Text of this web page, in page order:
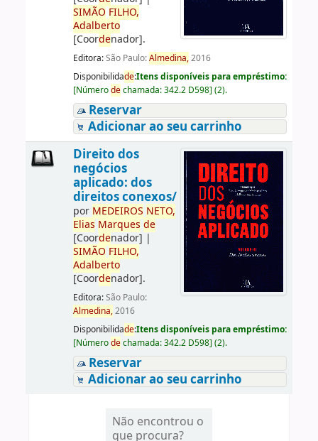
SIMÃO FILHO,
Adalberto
[Coordenador].
Editora:São Paulo:Almedina,2016
Disponibilidade:Itens disponíveis para empréstimo:
[Númerodechamada:342.2 D598] (2).
Reservar
Adicionar ao seu carrinho
Direito dos
negócios
aplicado: dos
direitos conexos/
por MEDEIROS NETO,
Elias Marques de
[Coordenador] |
SIMÃO FILHO,
Adalberto
[Coordenador].
Editora:São Paulo:
Almedina,2016
Disponibilidade:Itens disponíveis para empréstimo:
[Númerodechamada:342.2 D598] (2).
Reservar
Adicionar ao seu carrinho
Não encontrou o
que procura?